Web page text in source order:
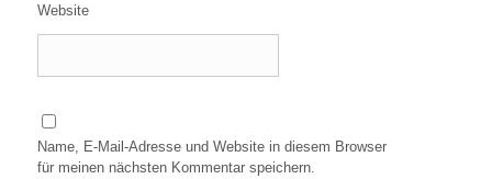
Website
Name, E-Mail-Adresse und Website in diesem Browser
für meinen nächsten Kommentar speichern.